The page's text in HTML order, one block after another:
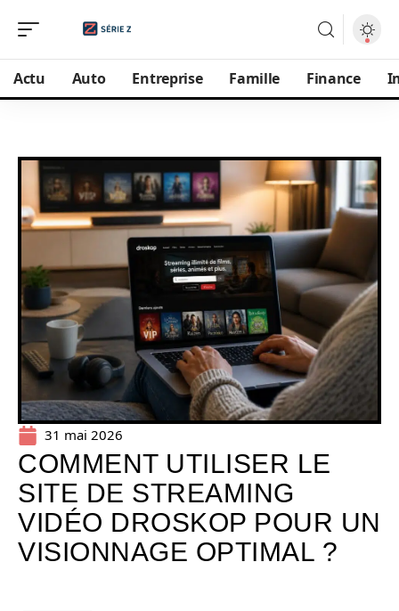
Actu Auto Entreprise Famille Finance
31 mai 2026
COMMENT UTILISER LE
SITE DE STREAMING
VIDÉO DROSKOP POUR UN
VISIONNAGE OPTIMAL ?